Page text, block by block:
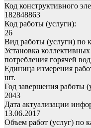
Код конструктивного
182848863
Код работы (услуги):
26
Вид работы (услуги) по
Установка
потребления горячей
Единица измерения
шт.
Год завершения работы
2043
Дата актуализации
13.06.2017
Объем работ (услуг) по